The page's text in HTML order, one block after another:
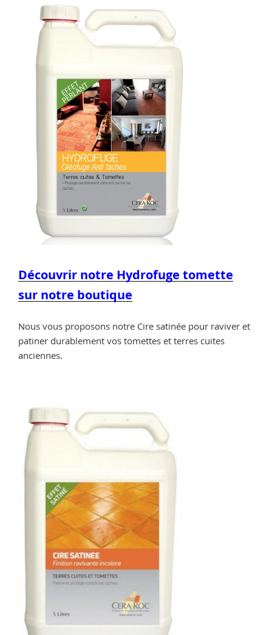
Découvrir notre Hydrofuge tomette
sur notre boutique
Nous vous proposons notre Cire satinée pour raviver et
patiner durablement vos tomettes et terres cuites
anciennes.